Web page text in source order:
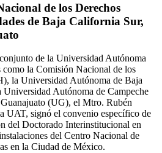
de los Derechos
de Baja California Sur,
de la Universidad Autónoma
la Comisión Nacional de los
la Universidad Autónoma de Baja
Autónoma de Campeche
(UG), el Mtro. Rubén
UAT, signó el convenio específico de
del Doctorado Interinstitucional en
del Centro Nacional de
en la Ciudad de México.